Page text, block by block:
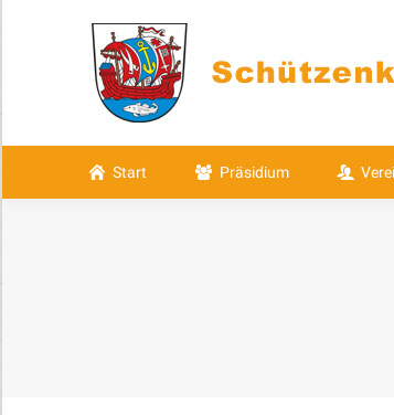
Start Präsidium
Start